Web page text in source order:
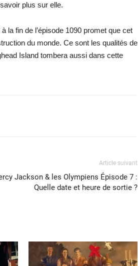
plus sur elle.
la fin de l’épisode 1090 promet que cet
du monde. Ce sont les qualités de
Island tombera aussi dans cette
Article suivant
Jackson & les Olympiens Épisode 7 :
Quelle date et heure de sortie ?